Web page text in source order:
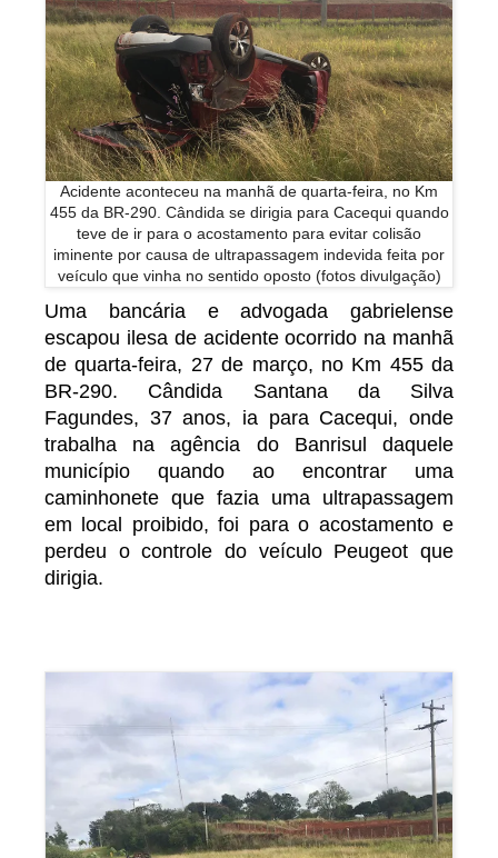
Acidente aconteceu na manhã de quarta-feira, no Km
455 da BR-290. Cândida se dirigia para Cacequi quando
teve de ir para o acostamento para evitar colisão
iminente por causa de ultrapassagem indevida feita por
veículo que vinha no sentido oposto (fotos divulgação)
Uma bancária e advogada gabrielense
escapou ilesa de acidente ocorrido na manhã
de quarta-feira, 27 de março, no Km 455 da
BR-290. Cândida Santana da Silva
Fagundes, 37 anos, ia para Cacequi, onde
trabalha na agência do Banrisul daquele
município quando ao encontrar uma
caminhonete que fazia uma ultrapassagem
em local proibido, foi para o acostamento e
perdeu o controle do veículo Peugeot que
dirigia.